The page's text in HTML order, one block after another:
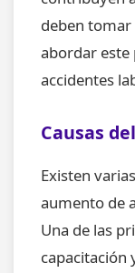
deben
abordar
accidentes
Causas
Existen
aumento de
Una de las
capacitación